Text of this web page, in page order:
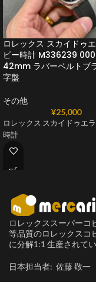
ロレックス スカイドゥ
ピー時計 M336239
42mm ラバーベルトブ
字盤
その他
¥25,000
ロレックス スカイドゥエ
時計
ロレックススーパーコ
等品質のロレックスコ
に分解1:1 生産されて
日本担当者: 佐藤 敬一